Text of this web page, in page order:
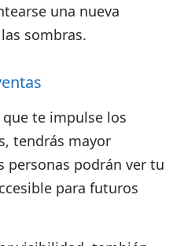
una nueva
sombras.
te impulse los
tendrás mayor
personas podrán ver tu
para futuros